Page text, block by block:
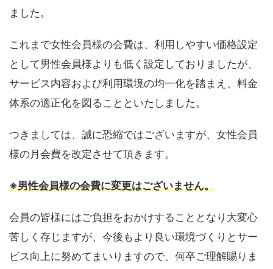
ました。
これまで女性会員様の会費は、利用しやすい価格設定
として男性会員様よりも低く設定しておりましたが、
サービス内容および利用環境の均一化を踏まえ、料金
体系の適正化を図ることといたしました。
つきましては、誠に恐縮ではございますが、女性会員
様の月会費を改定させて頂きます。
※男性会員様の会費に変更はございません。
会員の皆様にはご負担をおかけすることとなり大変心
苦しく存じますが、今後もより良い環境づくりとサー
ビス向上に努めてまいりますので、何卒ご理解賜りま